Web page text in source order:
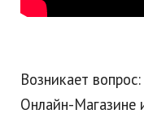
Возникает
Онлайн-Магазине